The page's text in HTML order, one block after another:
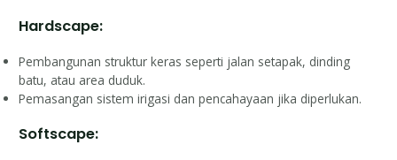
Hardscape:
Pembangunan struktur keras seperti jalan setapak, dinding
batu, atau area duduk.
Pemasangan sistem irigasi dan pencahayaan jika diperlukan.
Softscape: